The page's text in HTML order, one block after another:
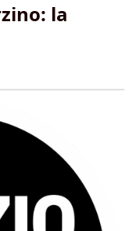
la